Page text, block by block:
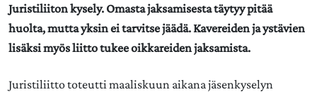
Juristiliiton kysely. Omasta jaksamisesta täytyy pitää
huolta, mutta yksin ei tarvitse jäädä. Kavereiden ja ystävien
lisäksi myös liitto tukee oikkareiden jaksamista.
Juristiliitto toteutti maaliskuun aikana jäsenkyselyn